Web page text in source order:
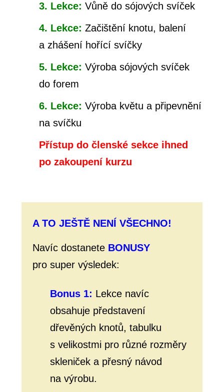
3. Lekce: Vůně do sójových svíček
4. Lekce: Začištění knotu, balení
a zhášení hořící svíčky
5. Lekce: Výroba sójových svíček
do forem
6. Lekce: Výroba květu a připevnění
na svíčku
Přístup do členské sekce ihned
po zakoupení kurzu
A TO JEŠTĚ NENÍ VŠECHNO!
Navíc dostanete BONUSY
pro super výsledek:
Bonus 1: Lekce navíc
obsahuje představení
dřevěných knotů, tabulku
s velikostmi pro různé rozměry
skleniček a přesný návod
na výrobu.